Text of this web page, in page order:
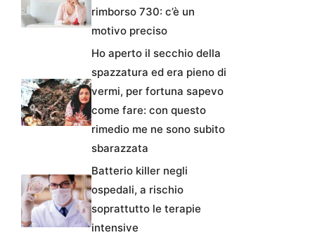
rimborso 730: c’è un
motivo preciso
Ho aperto il secchio della
spazzatura ed era pieno di
vermi, per fortuna sapevo
come fare: con questo
rimedio me ne sono subito
sbarazzata
Batterio killer negli
ospedali, a rischio
soprattutto le terapie
intensive